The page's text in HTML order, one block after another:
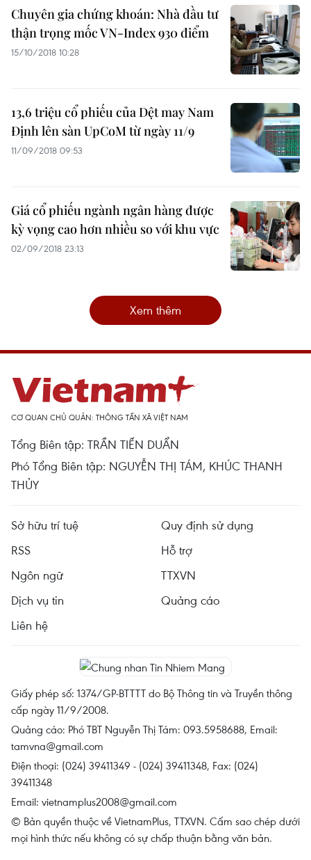
Chuyên gia chứng khoán: Nhà đầu tư
thận trọng mốc VN-Index 930 điểm
15/10/2018 10:28
13,6 triệu cổ phiếu của Dệt may Nam
Định lên sàn UpCoM từ ngày 11/9
11/09/2018 09:53
Giá cổ phiếu ngành ngân hàng được
kỳ vọng cao hơn nhiều so với khu vực
02/09/2018 23:13
Xem thêm
CƠ QUAN CHỦ QUẢN: THÔNG TẤN XÃ VIỆT NAM
Tổng Biên tập: TRẦN TIẾN DUẨN
Phó Tổng Biên tập: NGUYỄN THỊ TÁM, KHÚC THANH
THỦY
Sở hữu trí tuệ
Quy định sử dụng
RSS
Hỗ trợ
Ngôn ngữ
TTXVN
Dịch vụ tin
Quảng cáo
Liên hệ
Giấy phép số: 1374/GP-BTTTT do Bộ Thông tin và Truyền thông
cấp ngày 11/9/2008.
Quảng cáo: Phó TBT Nguyễn Thị Tám: 093.5958688, Email:
tamvna@gmail.com
Điện thoại: (024) 39411349 - (024) 39411348, Fax: (024)
39411348
Email: vietnamplus2008@gmail.com
© Bản quyền thuộc về VietnamPlus, TTXVN. Cấm sao chép dưới
mọi hình thức nếu không có sự chấp thuận bằng văn bản.